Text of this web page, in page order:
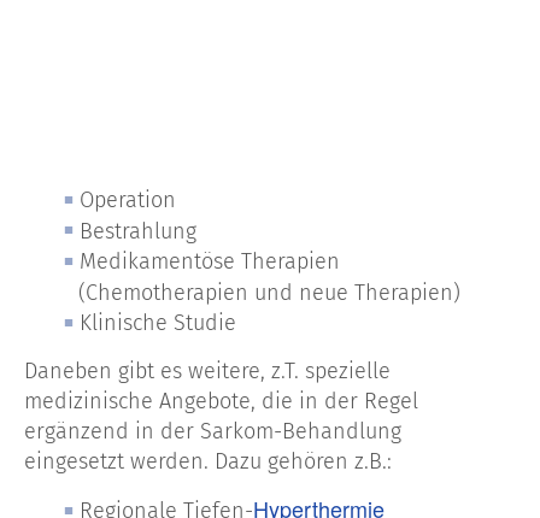
Operation
Bestrahlung
Medikamentöse Therapien
(Chemotherapien und neue Therapien)
Klinische Studie
Daneben gibt es weitere, z.T. spezielle
medizinische Angebote, die in der Regel
ergänzend in der Sarkom-Behandlung
eingesetzt werden. Dazu gehören z.B.:
Regionale Tiefen-Hyperthermie